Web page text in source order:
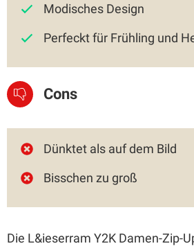
Modisches Design
Perfeckt für Frühling und
Cons
Dünktet als auf dem Bild
Bisschen zu groß
Die L&ieserram Y2K Damen-Zip-